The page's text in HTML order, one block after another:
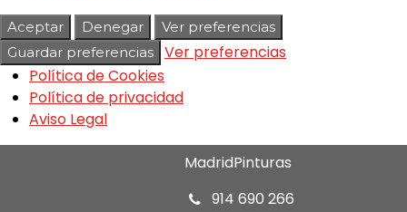
Aceptar Denegar
Ver preferencias
Guardar preferencias
Ver preferencias
Política de Cookies
Política de privacidad
Aviso Legal
MadridPinturas
914 690 266